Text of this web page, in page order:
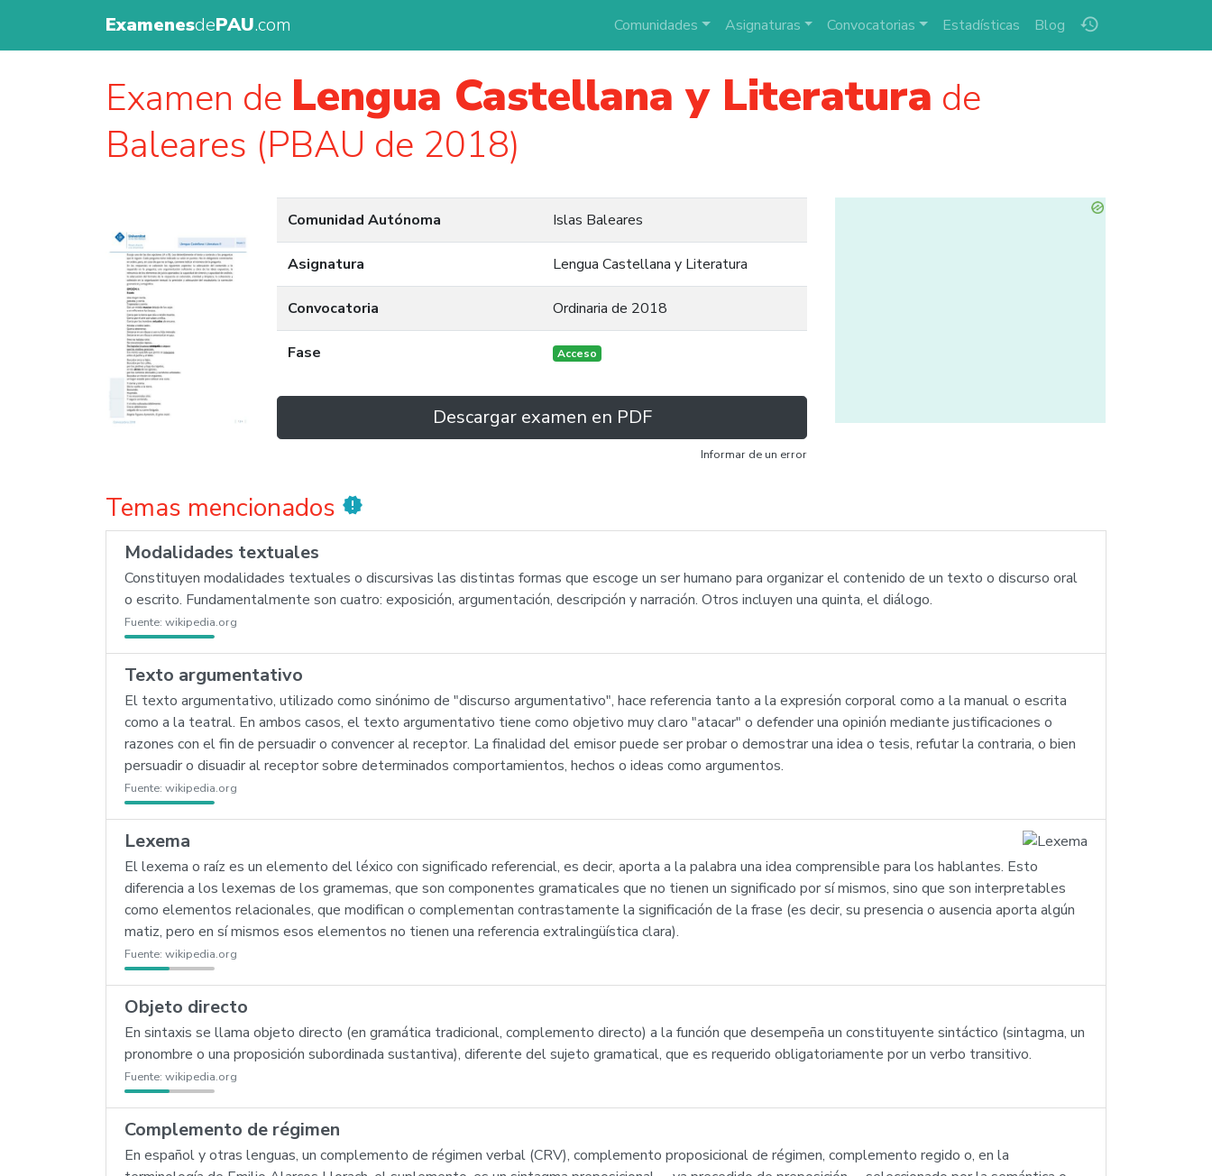
ExamenesdePAU.com history
Comunidades Asignaturas Convocatorias Estadísticas Blog
Examen de Lengua Castellana y Literatura de
Baleares (PBAU de 2018)
Comunidad Autónoma Islas Baleares
Asignatura Lengua Castellana y Literatura
Convocatoria Ordinaria de 2018
Fase Acceso
Descargar examen en PDF
Informar de un error
Temas mencionados new_releases
Modalidades textuales
Constituyen modalidades textuales o discursivas las distintas formas que escoge un ser humano para organizar el contenido de un texto o discurso oral
o escrito. Fundamentalmente son cuatro: exposición, argumentación, descripción y narración. Otros incluyen una quinta, el diálogo.
Fuente: wikipedia.org
Texto argumentativo
El texto argumentativo, utilizado como sinónimo de "discurso argumentativo", hace referencia tanto a la expresión corporal como a la manual o escrita
como a la teatral. En ambos casos, el texto argumentativo tiene como objetivo muy claro "atacar" o defender una opinión mediante justificaciones o
razones con el fin de persuadir o convencer al receptor. La finalidad del emisor puede ser probar o demostrar una idea o tesis, refutar la contraria, o bien
persuadir o disuadir al receptor sobre determinados comportamientos, hechos o ideas como argumentos.
Fuente: wikipedia.org
Lexema
El lexema o raíz es un elemento del léxico con significado referencial, es decir, aporta a la palabra una idea comprensible para los hablantes. Esto
diferencia a los lexemas de los gramemas, que son componentes gramaticales que no tienen un significado por sí mismos, sino que son interpretables
como elementos relacionales, que modifican o complementan contrastamente la significación de la frase (es decir, su presencia o ausencia aporta algún
matiz, pero en sí mismos esos elementos no tienen una referencia extralingüística clara).
Fuente: wikipedia.org
Objeto directo
En sintaxis se llama objeto directo (en gramática tradicional, complemento directo) a la función que desempeña un constituyente sintáctico (sintagma, un
pronombre o una proposición subordinada sustantiva), diferente del sujeto gramatical, que es requerido obligatoriamente por un verbo transitivo.
Fuente: wikipedia.org
Complemento de régimen
En español y otras lenguas, un complemento de régimen verbal (CRV), complemento proposicional de régimen, complemento regido o, en la